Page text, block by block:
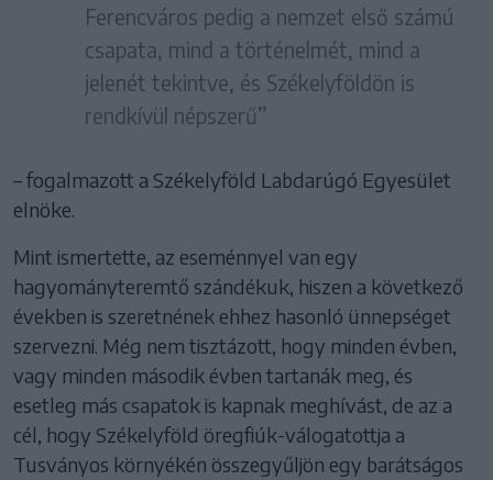
Ferencváros pedig a nemzet első számú
csapata, mind a történelmét, mind a
jelenét tekintve, és Székelyföldön is
rendkívül népszerű”
– fogalmazott a Székelyföld Labdarúgó Egyesület
elnöke.
Mint ismertette, az eseménnyel van egy
hagyományteremtő szándékuk, hiszen a következő
években is szeretnének ehhez hasonló ünnepséget
szervezni. Még nem tisztázott, hogy minden évben,
vagy minden második évben tartanák meg, és
esetleg más csapatok is kapnak meghívást, de az a
cél, hogy Székelyföld öregfiúk-válogatottja a
Tusványos környékén összegyűljön egy barátságos